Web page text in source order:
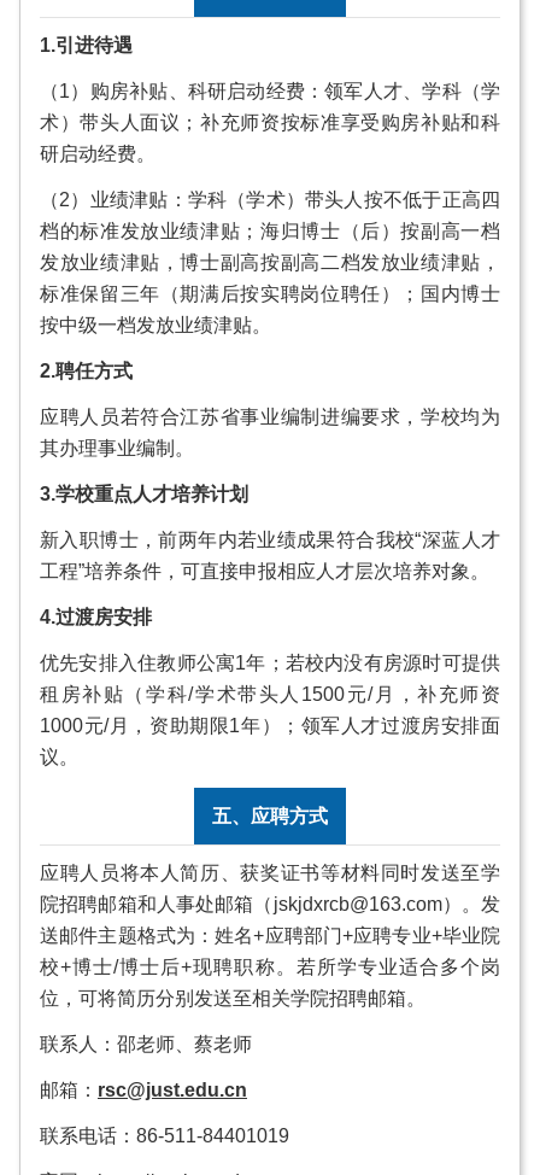
1.引进待遇
（1）购房补贴、科研启动经费：领军人才、学科（学
术）带头人面议；补充师资按标准享受购房补贴和科
研启动经费。
（2）业绩津贴：学科（学术）带头人按不低于正高四
档的标准发放业绩津贴；海归博士（后）按副高一档
发放业绩津贴，博士副高按副高二档发放业绩津贴，
标准保留三年（期满后按实聘岗位聘任）；国内博士
按中级一档发放业绩津贴。
2.聘任方式
应聘人员若符合江苏省事业编制进编要求，学校均为
其办理事业编制。
3.学校重点人才培养计划
新入职博士，前两年内若业绩成果符合我校“深蓝人才
工程”培养条件，可直接申报相应人才层次培养对象。
4.过渡房安排
优先安排入住教师公寓1年；若校内没有房源时可提供
租房补贴（学科/学术带头人1500元/月，补充师资
1000元/月，资助期限1年）；领军人才过渡房安排面
议。
五、应聘方式
应聘人员将本人简历、获奖证书等材料同时发送至学
院招聘邮箱和人事处邮箱（jskjdxrcb@163.com）。发
送邮件主题格式为：姓名+应聘部门+应聘专业+毕业院
校+博士/博士后+现聘职称。若所学专业适合多个岗
位，可将简历分别发送至相关学院招聘邮箱。
联系人：邵老师、蔡老师
邮箱： rsc@just.edu.cn
联系电话：86-511-84401019